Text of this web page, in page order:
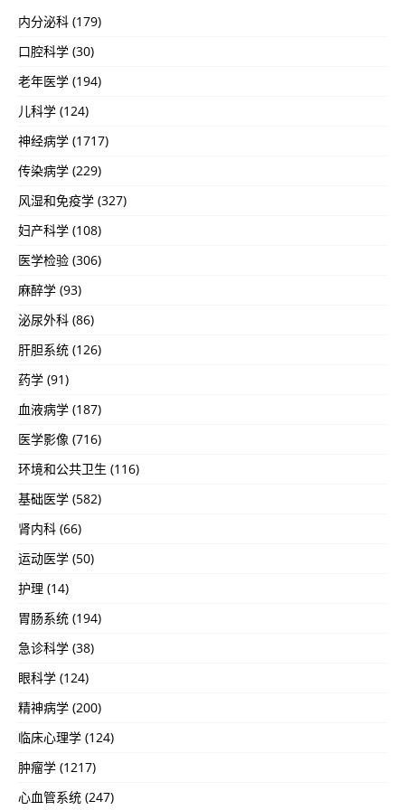
内分泌科 (179)
口腔科学 (30)
老年医学 (194)
儿科学 (124)
神经病学 (1717)
传染病学 (229)
风湿和免疫学 (327)
妇产科学 (108)
医学检验 (306)
麻醉学 (93)
泌尿外科 (86)
肝胆系统 (126)
药学 (91)
血液病学 (187)
医学影像 (716)
环境和公共卫生 (116)
基础医学 (582)
肾内科 (66)
运动医学 (50)
护理 (14)
胃肠系统 (194)
急诊科学 (38)
眼科学 (124)
精神病学 (200)
临床心理学 (124)
肿瘤学 (1217)
心血管系统 (247)